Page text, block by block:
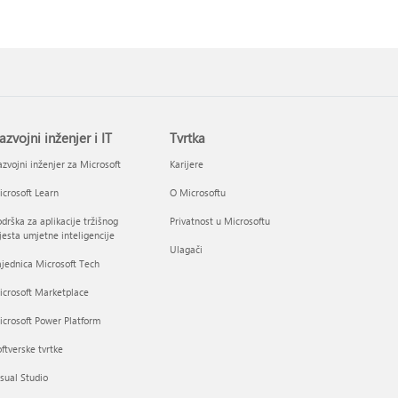
inženjer i IT
inženjer za Microsoft
Learn
za aplikacije tržišnog
umjetne inteligencije
Microsoft Tech
Marketplace
Power Platform
tvrtke
Studio
Tvrtka
Karijere
O Microsoftu
Privatnost u Microsoftu
Ulagači